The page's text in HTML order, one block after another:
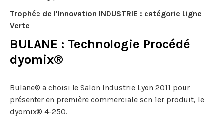
Trophée de l'Innovation INDUSTRIE : catégorie Ligne
Verte
BULANE : Technologie Procédé
dyomix®
Bulane® a choisi le Salon Industrie Lyon 2011 pour
présenter en première commerciale son 1er produit, le
dyomix® 4-250.